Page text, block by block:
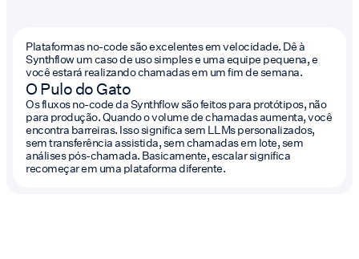
Plataformas no-code são excelentes em velocidade. Dê à
Synthflow um caso de uso simples e uma equipe pequena, e
você estará realizando chamadas em um fim de semana.
O Pulo do Gato
Os fluxos no-code da Synthflow são feitos para protótipos, não
para produção. Quando o volume de chamadas aumenta, você
encontra barreiras. Isso significa sem LLMs personalizados,
sem transferência assistida, sem chamadas em lote, sem
análises pós-chamada. Basicamente, escalar significa
recomeçar em uma plataforma diferente.